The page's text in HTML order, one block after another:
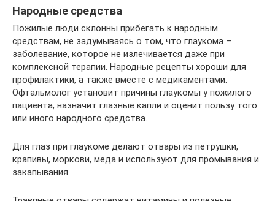
Народные средства
Пожилые люди склонны прибегать к народным
средствам, не задумываясь о том, что глаукома –
заболевание, которое не излечивается даже при
комплексной терапии. Народные рецепты хороши для
профилактики, а также вместе с медикаментами.
Офтальмолог установит причины глаукомы у пожилого
пациента, назначит глазные капли и оценит пользу того
или иного народного средства.
Для глаз при глаукоме делают отвары из петрушки,
крапивы, моркови, меда и используют для промывания и
закапывания.